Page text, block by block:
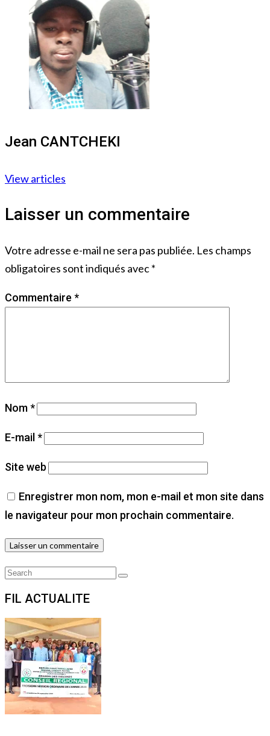
Jean CANTCHEKI
View articles
Laisser un commentaire
Votre adresse e-mail ne sera pas publiée. Les champs
obligatoires sont indiqués avec*
Commentaire *
Nom*
E-mail*
Site web
Enregistrer mon nom, mon e-mail et mon site dans
le navigateur pour mon prochain commentaire.
Search
Search
FIL ACTUALITE